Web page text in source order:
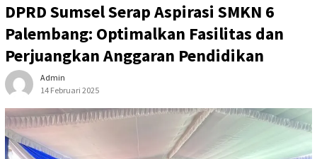
DPRD Sumsel Serap Aspirasi SMKN 6
Palembang: Optimalkan Fasilitas dan
Perjuangkan Anggaran Pendidikan
Admin
14 Februari 2025